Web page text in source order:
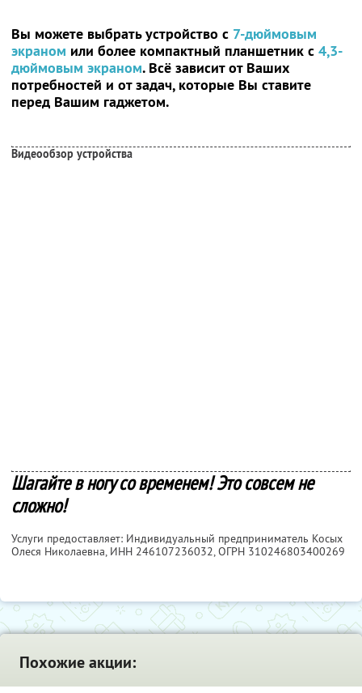
Вы можете выбрать устройство с 7-дюймовым
экраном или более компактный планшетник с 4,3-
дюймовым экраном. Всё зависит от Ваших
потребностей и от задач, которые Вы ставите
перед Вашим гаджетом.
Видеообзор устройства
Шагайте в ногу со временем! Это совсем не
сложно!
Услуги предоставляет: Индивидуальный предприниматель Косых
Олеся Николаевна, ИНН 246107236032, ОГРН 310246803400269
Похожие акции: